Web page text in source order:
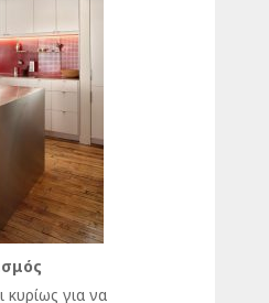
κυρίως για να